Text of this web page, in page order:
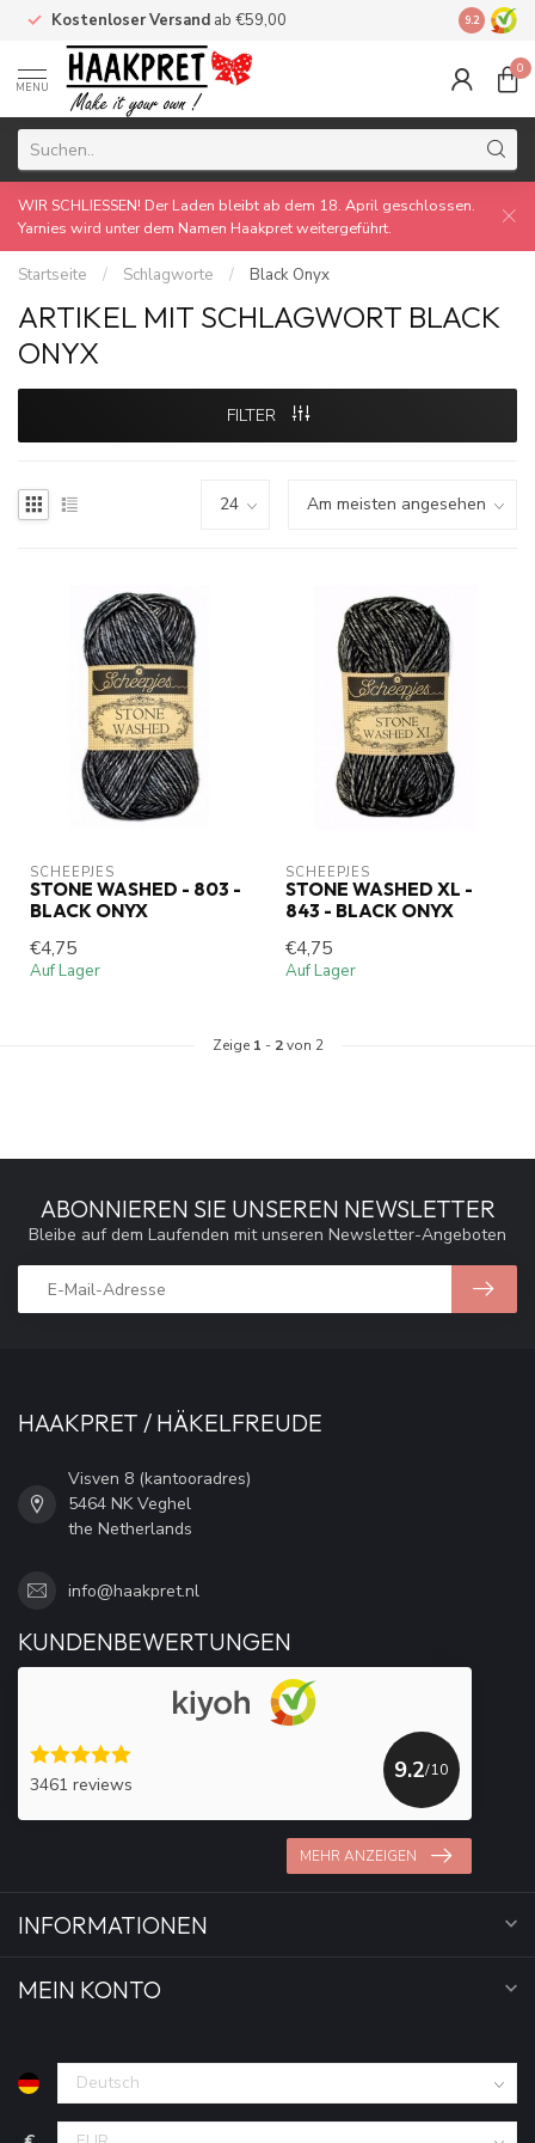
Kostenloser Versand ab €59,00 Made by
9.2
MENU
0
WIR SCHLIESSEN! Der Laden bleibt ab dem 18. April geschlossen.
Yarnies wird unter dem Namen Haakpret weitergeführt.
Startseite / Schlagworte / Black Onyx
ARTIKEL MIT SCHLAGWORT BLACK
ONYX
FILTER
SCHEEPJES
STONE WASHED - 803 -
BLACK ONYX
€4,75
Auf Lager
SCHEEPJES
STONE WASHED XL -
843 - BLACK ONYX
€4,75
Auf Lager
Zeige 1 - 2von 2
ABONNIEREN SIE UNSEREN NEWSLETTER
Bleibe auf dem Laufenden mit unseren Newsletter-Angeboten
HAAKPRET / HÄKELFREUDE
Visven 8 (kantooradres)
5464 NK Veghel
the Netherlands
info@haakpret.nl
KUNDENBEWERTUNGEN
3461 reviews
9.2/10
MEHR ANZEIGEN
INFORMATIONEN
MEIN KONTO